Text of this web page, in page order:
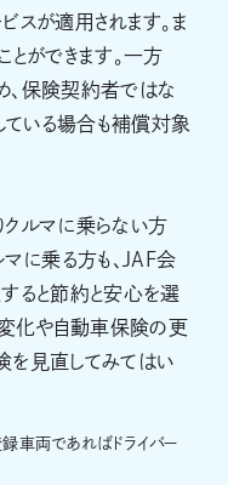
スが適用されます。ま
とができます。一方
、保険契約者ではな
いる場合も補償対象
クルマに乗らない方
マに乗る方も、JAF会
ると節約と安心を選
変化や自動車保険の更
を見直してみてはい
車両であればドライバー